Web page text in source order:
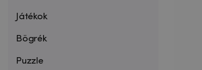
Játékok
Bögrék
Puzzle